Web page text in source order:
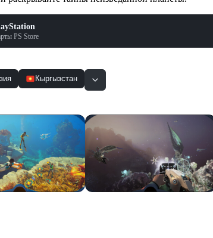
PS Store
Кыргызстан